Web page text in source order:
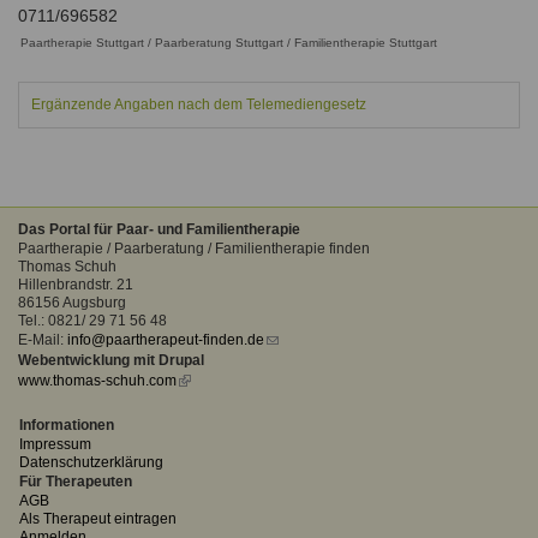
Qualitätssicherung
Familienthemen
Systemischer Ansatz
Seminare und Kurse
Fortbildungen
Ausbildungsinstitute
Fortbildungen
Passwort*
vergessen?
Anmelden
Sitemap
0711/696582
Paartherapie Stuttgart / Paarberatung Stuttgart / Familientherapie Stuttgart
Ergänzende Angaben nach dem Telemediengesetz
Das Portal für Paar- und Familientherapie
Paartherapie / Paarberatung / Familientherapie finden
Thomas Schuh
Hillenbrandstr. 21
86156 Augsburg
Tel.: 0821/ 29 71 56 48
E-Mail: info@paartherapeut-finden.de (link
Webentwicklung mit Drupal
www.thomas-schuh.com(link
Informationen
Impressum
Datenschutzerklärung
Für Therapeuten
AGB
Als Therapeut eintragen